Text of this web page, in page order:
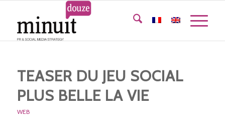
TEASER DU JEU SOCIAL
PLUS BELLE LA VIE
WEB